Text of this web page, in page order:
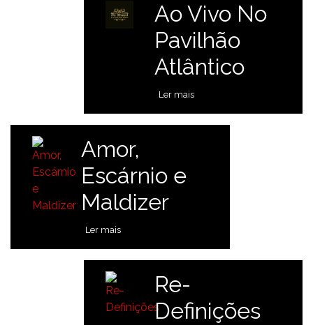
Ao Vivo No
Pavilhão
Atlântico
Ler mais
Amor,
Escárnio e
Maldizer
Ler mais
Re-
Definições